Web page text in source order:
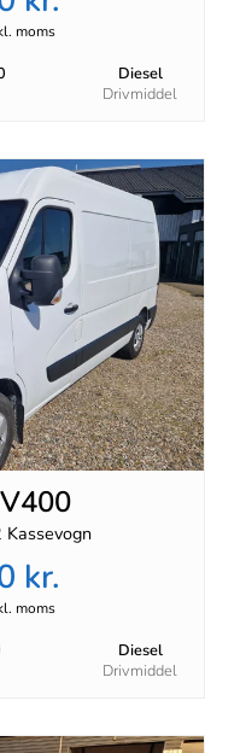
moms
Diesel
Drivmiddel
kr.
moms
Diesel
Drivmiddel